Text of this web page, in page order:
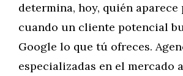
determina, hoy, quién
cuando un cliente potencial
Google lo que tú ofreces.
especializadas en el mercado